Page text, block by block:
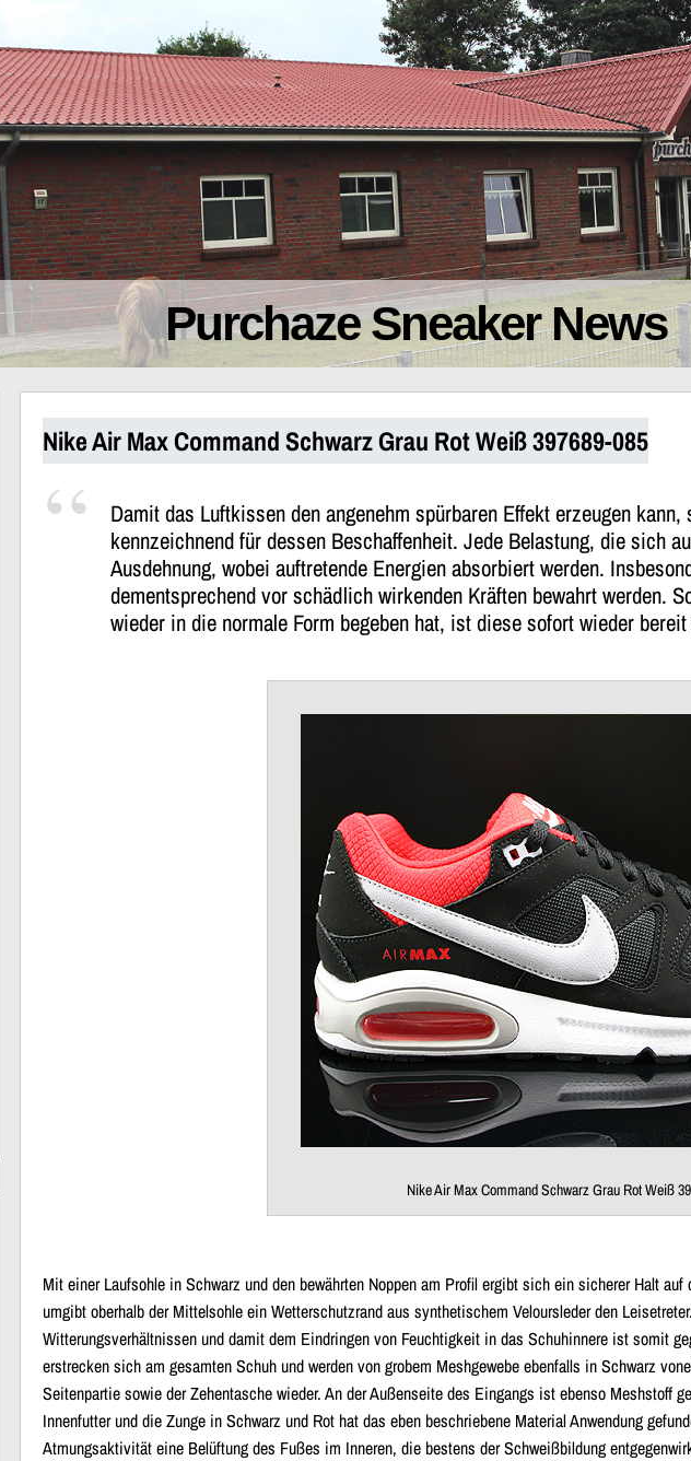
Purchaze Sneaker News
Nike Air Max Command Schwarz Grau Rot Weiß 397689-085
Damit das Luftkissen den angenehm spürbaren Effekt erzeugen
kennzeichnend für dessen Beschaffenheit. Jede Belastung, die sich
Ausdehnung, wobei auftretende Energien absorbiert werden.
dementsprechend vor schädlich wirkenden Kräften bewahrt werden.
wieder in die normale Form begeben hat, ist diese sofort wieder
Nike Air Max Command Schwarz Grau Rot Weiß
Mit einer Laufsohle in Schwarz und den bewährten Noppen am Profil ergibt sich ein sicherer Halt
umgibt oberhalb der Mittelsohle ein Wetterschutzrand aus synthetischem Veloursleder den
Witterungsverhältnissen und damit dem Eindringen von Feuchtigkeit in das Schuhinnere ist somit
erstrecken sich am gesamten Schuh und werden von grobem Meshgewebe ebenfalls in Schwarz
Seitenpartie sowie der Zehentasche wieder. An der Außenseite des Eingangs ist ebenso Meshstoff
Innenfutter und die Zunge in Schwarz und Rot hat das eben beschriebene Material Anwendung
Atmungsaktivität eine Belüftung des Fußes im Inneren, die bestens der Schweißbildung